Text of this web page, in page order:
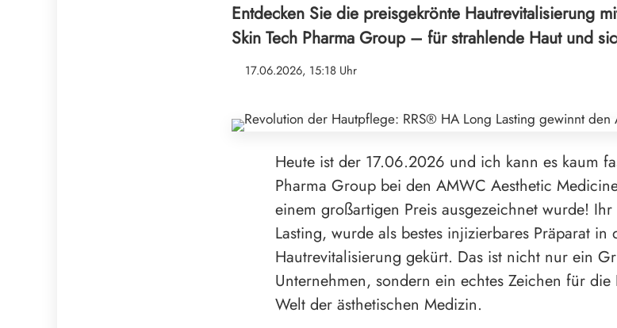
Entdecken Sie die preisgekrönte Hautrevitalisierung
Skin Tech Pharma Group – für strahlende Haut und
17.06.2026, 15:18 Uhr
Heute ist der 17.06.2026 und ich kann es kaum
Pharma Group bei den AMWC Aesthetic
einem großartigen Preis ausgezeichnet wurde!
Lasting, wurde als bestes injizierbares Präparat in
Hautrevitalisierung gekürt. Das ist nicht nur ein
Unternehmen, sondern ein echtes Zeichen für
Welt der ästhetischen Medizin.